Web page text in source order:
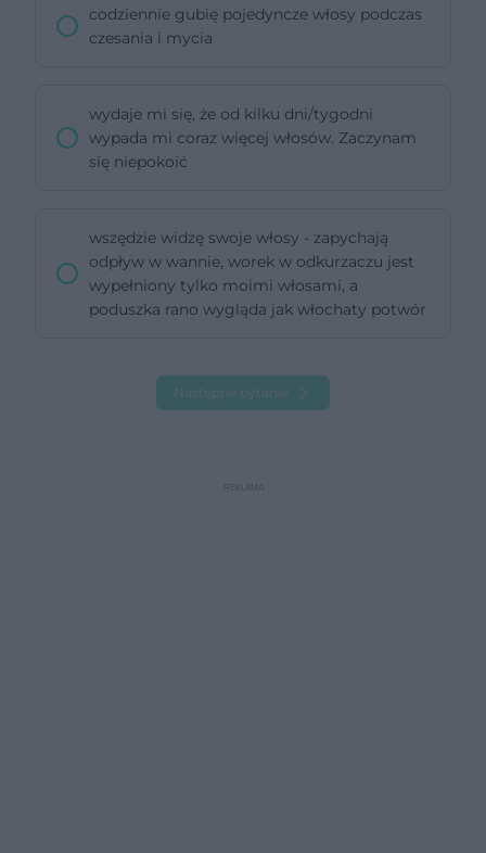
codziennie gubię pojedyncze włosy podczas
czesania i mycia
wydaje mi się, że od kilku dni/tygodni
wypada mi coraz więcej włosów. Zaczynam
się niepokoić
wszędzie widzę swoje włosy - zapychają
odpływ w wannie, worek w odkurzaczu jest
wypełniony tylko moimi włosami, a
poduszka rano wygląda jak włochaty potwór
Następne pytanie